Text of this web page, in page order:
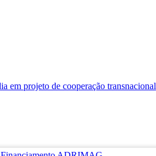
projeto de cooperação transnacional